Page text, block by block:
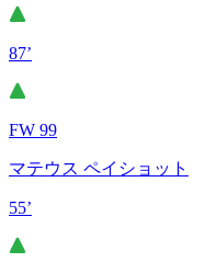
87’
FW 99
マテウス ペイショット
55’